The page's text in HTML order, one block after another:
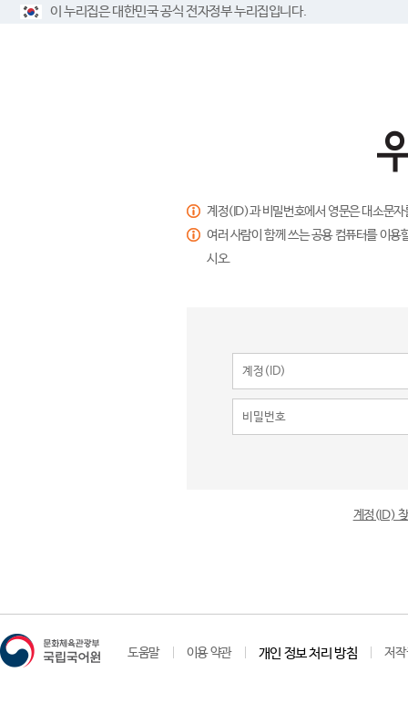
이 누리집은 대한민국 공식 전자정부 누리집입니다.
계정(ID)과 비밀번호에서 영문은 대소문
여러 사람이 함께 쓰는 공용 컴퓨터를 이
시오.
계정(ID)
도움말 이용 약관 개인 정보 처리 방침 저